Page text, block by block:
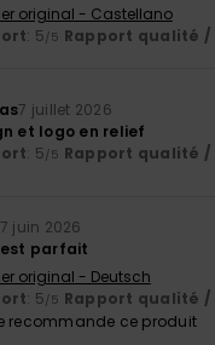
original - Castellano
: 5/5 Rapport qualité /
7 juillet 2026
et logo en relief
: 5/5 Rapport qualité /
juin 2026
parfait
original - Deutsch
: 5/5 Rapport qualité /
recommande ce produit